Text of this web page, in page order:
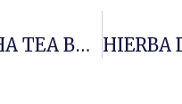
SENCHA TEA BOLSAS 20 BOLSITAS